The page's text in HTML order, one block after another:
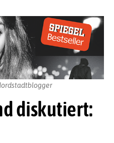
diskutiert: